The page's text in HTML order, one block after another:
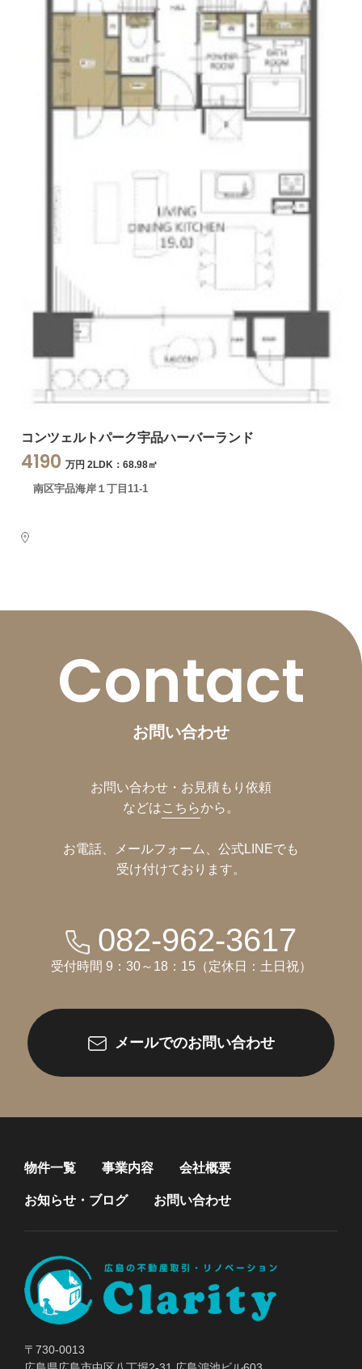
コンツェルトパーク宇品ハーバーランド
4190 万円 2LDK：68.98㎡
南区宇品海岸１丁目11-1
Contact
お問い合わせ
お問い合わせ・お見積もり依頼
などはこちらから。
お電話、メールフォーム、公式LINEでも
受け付けております。
082-962-3617
受付時間 9：30～18：15（定休日：土日祝）
メールでのお問い合わせ
物件一覧 事業内容 会社概要
お知らせ・ブログ お問い合わせ
〒730-0013